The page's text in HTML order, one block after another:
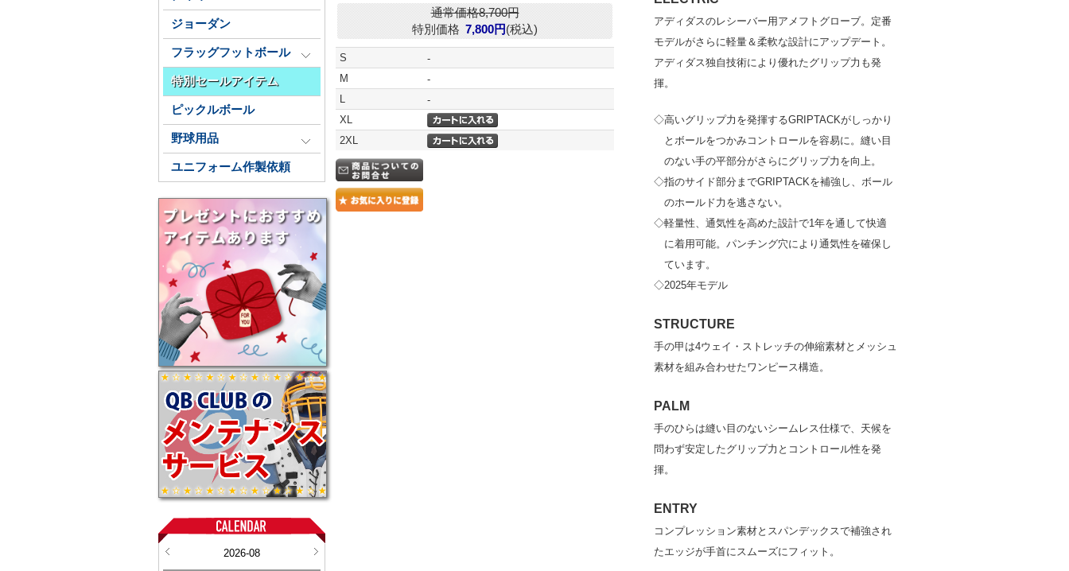
ジョーダン
フラッグフットボール
特別セールアイテム
ピックルボール
野球用品
ユニフォーム作製依頼
2026-08
アディダスのレシーバー用アメフトグローブ。定番
モデルがさらに軽量＆柔軟な設計にアップデート。
アディダス独自技術により優れたグリップ力も発
揮。
◇高いグリップ力を発揮するGRIPTACKがしっかり
とボールをつかみコントロールを容易に。縫い目
のない手の平部分がさらにグリップ力を向上。
◇指のサイド部分までGRIPTACKを補強し、ボール
のホールド力を逃さない。
◇軽量性、通気性を高めた設計で1年を通して快適
に着用可能。パンチング穴により通気性を確保し
ています。
◇2025年モデル
STRUCTURE
手の甲は4ウェイ・ストレッチの伸縮素材とメッシュ
素材を組み合わせたワンピース構造。
PALM
手のひらは縫い目のないシームレス仕様で、天候を
問わず安定したグリップ力とコントロール性を発
揮。
ENTRY
コンプレッション素材とスパンデックスで補強され
たエッジが手首にスムーズにフィット。
通常価格8,700円
特別価格 7,800円(税込)
S
-
M
-
L
-
XL
2XL